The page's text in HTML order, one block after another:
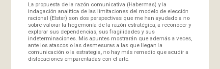
La propuesta de la razón comunicativa (Habermas) y la
indagación analítica de las limitaciones del modelo de elección
racional (Elster) son dos perspectivas que me han ayudado a no
sobre-valorar la hegemonía de la razón estratégica, a reconocer y
explorar sus dependencias, sus fragilidades y sus
indeterminaciones. Mis apuntes mostrarán que además a veces,
ante los atascos o las desmesuras a las que llegan la
comunicación o la estrategia, no hay más remedio que acudir a
dislocaciones emparentadas con el arte.